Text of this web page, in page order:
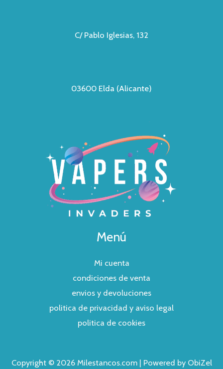
C/ Pablo Iglesias, 132
03600 Elda (Alicante)
Menú
Mi cuenta
condiciones de venta
envios y devoluciones
politica de privacidad y aviso legal
politica de cookies
Copyright © 2026 Milestancos.com | Powered by ObiZel